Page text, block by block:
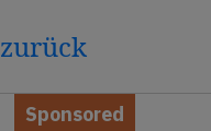
zurück
Sponsored